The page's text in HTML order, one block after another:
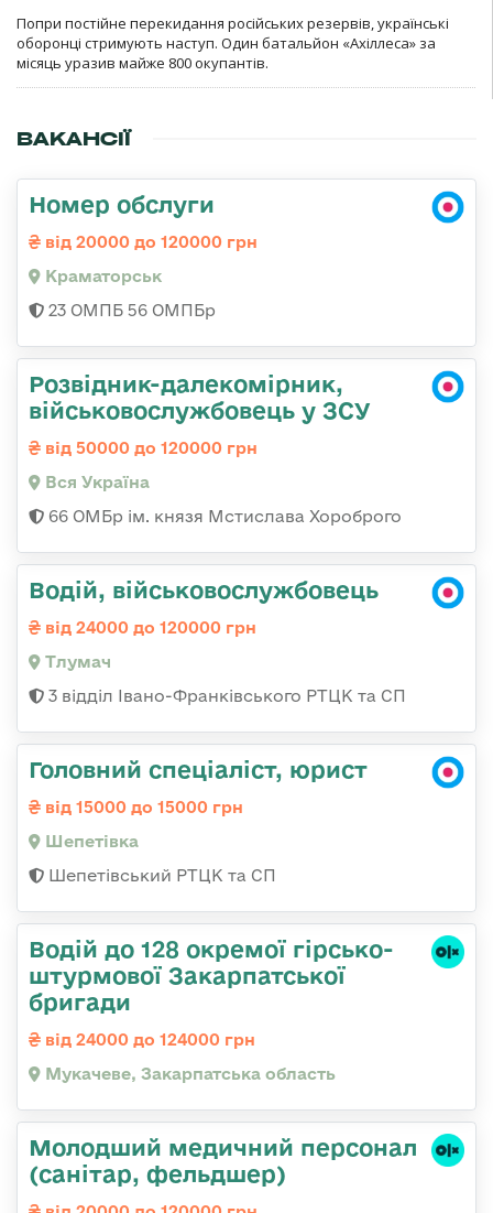
Попри постійне перекидання російських резервів, українські
оборонці стримують наступ. Один батальйон «Ахіллеса» за
місяць уразив майже 800 окупантів.
ВАКАНСІЇ
Номер обслуги
від 20000 до 120000 грн
Краматорськ
23 ОМПБ 56 ОМПБр
Розвідник-далекомірник,
військовослужбовець у ЗСУ
від 50000 до 120000 грн
Вся Україна
66 ОМБр ім. князя Мстислава Хороброго
Водій, військовослужбовець
від 24000 до 120000 грн
Тлумач
3 відділ Івано-Франківського РТЦК та СП
Головний спеціаліст, юрист
від 15000 до 15000 грн
Шепетівка
Шепетівський РТЦК та СП
Водій до 128 окремої гірсько-
штурмової Закарпатської
бригади
від 24000 до 124000 грн
Мукачеве, Закарпатська область
Молодший медичний персонал
(санітар, фельдшер)